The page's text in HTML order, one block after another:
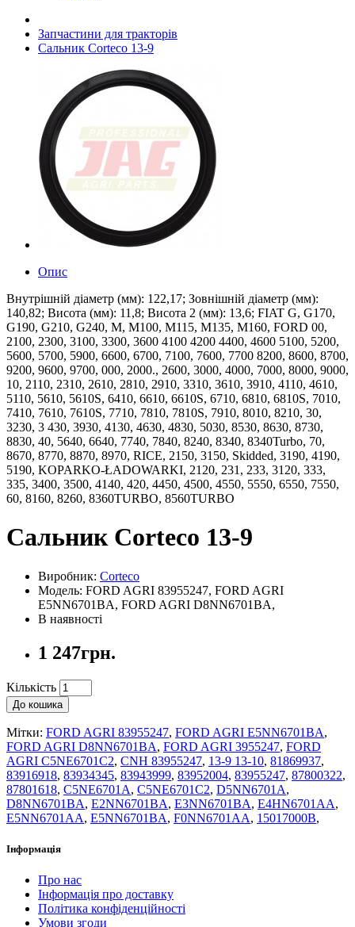
Запчастини для тракторів
Сальник Corteco 13-9
Опис
Внутрішній діаметр (мм): 122,17; Зовнішній діаметр (мм):
140,82; Висота (мм): 11,8; Висота 2 (мм): 13,6; FIAT G, G170,
G190, G210, G240, M, M100, M115, M135, M160, FORD 00,
2100, 2300, 3100, 3300, 3600 4100 4200 4400, 4600 5100, 5200,
5600, 5700, 5900, 6600, 6700, 7100, 7600, 7700 8200, 8600, 8700,
9200, 9600, 9700, 000, 2000., 2600, 3000, 4000, 7000, 8000, 9000,
10, 2110, 2310, 2610, 2810, 2910, 3310, 3610, 3910, 4110, 4610,
5110, 5610, 5610S, 6410, 6610, 6610S, 6710, 6810, 6810S, 7010,
7410, 7610, 7610S, 7710, 7810, 7810S, 7910, 8010, 8210, 30,
3230, 3 430, 3930, 4130, 4630, 4830, 5030, 8530, 8630, 8730,
8830, 40, 5640, 6640, 7740, 7840, 8240, 8340, 8340Turbo, 70,
8670, 8770, 8870, 8970, RICE, 2150, 3150, Skidded, 3190, 4190,
5190, KOPARKO-ŁADOWARKI, 2120, 231, 233, 3120, 333,
335, 3400, 3500, 4140, 420, 4450, 4500, 4550, 5550, 6550, 7550,
60, 8160, 8260, 8360TURBO, 8560TURBO
Сальник Corteco 13-9
Виробник: Corteco
Модель: FORD AGRI 83955247, FORD AGRI
E5NN6701BA, FORD AGRI D8NN6701BA,
В наявності
1 247грн.
Кількість
До кошика
Мітки: FORD AGRI 83955247, FORD AGRI E5NN6701BA,
FORD AGRI D8NN6701BA, FORD AGRI 3955247, FORD
AGRI C5NE6701C2, CNH 83955247, 13-9 13-10, 81869937,
83916918, 83934345, 83943999, 83952004, 83955247, 87800322,
87801618, C5NE6701A, C5NE6701C2, D5NN6701A,
D8NN6701BA, E2NN6701BA, E3NN6701BA, E4HN6701AA,
E5NN6701AA, E5NN6701BA, F0NN6701AA, 15017000B,
Інформація
Про нас
Інформація про доставку
Політика конфіденційності
Умови згоди